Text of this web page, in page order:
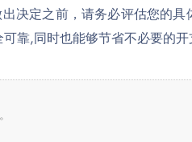
决定之前，请务必评估您的
靠,同时也能够节省不必要的开